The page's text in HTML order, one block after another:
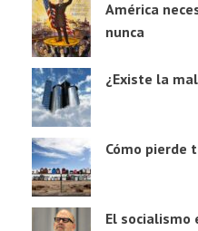
América
nunca
¿Existe la
Cómo pierde
El socialismo